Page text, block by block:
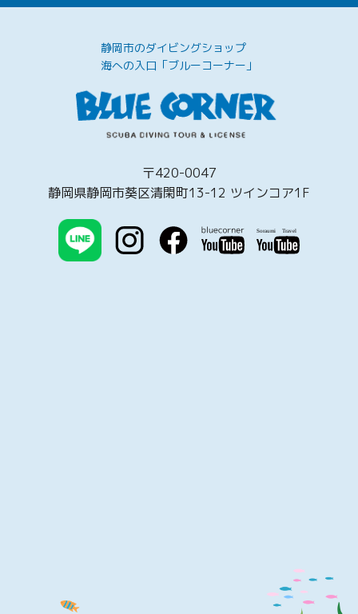
静岡市のダイビングショップ
海への入口「ブルーコーナー」
〒420-0047
静岡県静岡市葵区清閑町13-12 ツインコア1F